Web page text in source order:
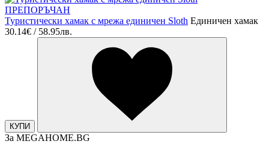
ПРЕПОРЪЧАН
Туристически хамак с мрежа единичен Sloth Единичен хамак
30.14€ / 58.95лв.
КУПИ
За MEGAHOME.BG